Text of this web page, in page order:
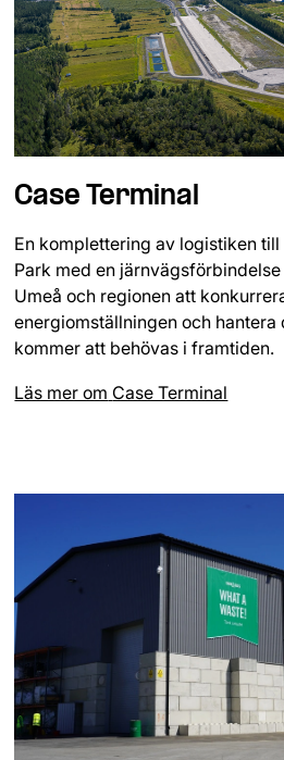
Case Terminal
En komplettering av logistiken
Park med en
Umeå och regionen att
energiomställningen och hantera
kommer att behövas i framtiden.
Läs mer om Case Terminal